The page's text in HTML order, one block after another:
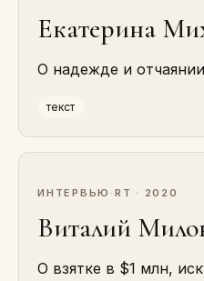
Екатерина
О надежде и отчаянии
текст
ИНТЕРВЬЮ · RT · 2020
Виталий
О взятке в $1 млн,